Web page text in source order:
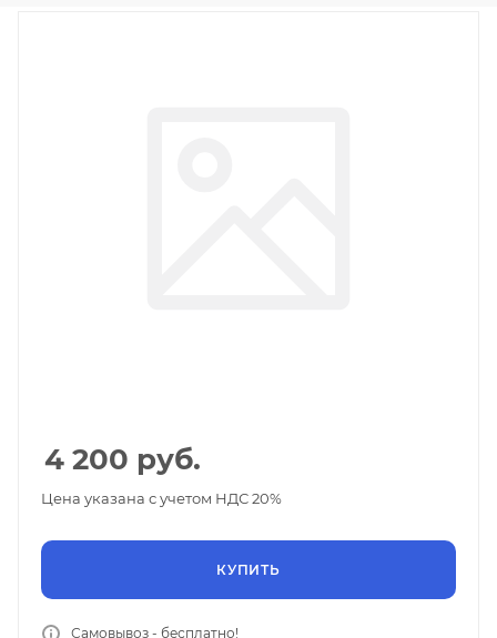
4 200 руб.
Цена указана с учетом НДС 20%
КУПИТЬ
Самовывоз - бесплатно!